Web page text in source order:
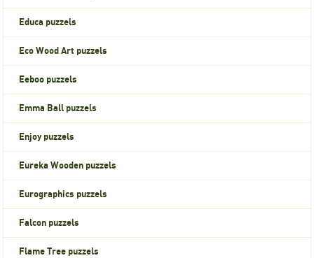
Educa puzzels
Eco Wood Art puzzels
Eeboo puzzels
Emma Ball puzzels
Enjoy puzzels
Eureka Wooden puzzels
Eurographics puzzels
Falcon puzzels
Flame Tree puzzels